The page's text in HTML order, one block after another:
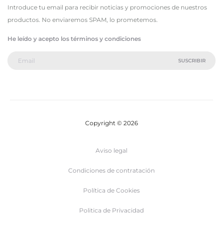
Introduce tu email para recibir noticias y promociones de nuestros
productos. No enviaremos SPAM, lo prometemos.
He leído y acepto los términos y condiciones
Copyright © 2026
Aviso legal
Condiciones de contratación
Política de Cookies
Politica de Privacidad